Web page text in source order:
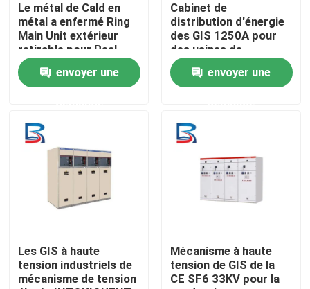
Visite d'usine
Contrôle de qualité
Nouvelles
mécanisme à haute tension
Le métal de Cald en
métal a enfermé Ring
Main Unit extérieur
retirable pour Real
Estate
envoyer une
Cabinet de
distribution d'énergie
des GIS 1250A pour
des usines de
production
d'électricitéenvoyer une
Les GIS à haute
tension industriels de
mécanisme de tension
Mécanisme à haute
tension de GIS de la
CE SF6 33KV pour la